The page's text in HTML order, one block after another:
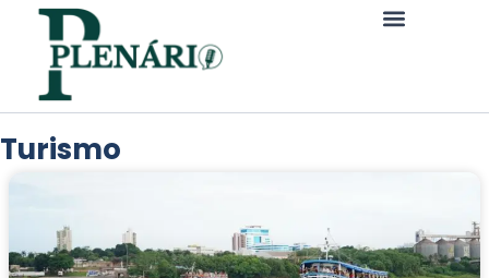
Turismo